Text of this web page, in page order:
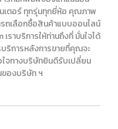
เตอร์ ทุกรุ่นทุกยี่ห้อ คุณภาพ
ถเลือกซื้อสินค้าแบบออนไลน์
าบริการให้ท่านถึงที่ มั่นใจได้
ริการหลังการขายที่คุณจะ
จทางบริษัทยินดีรับเปลี่ยน
องบริษัท ฯ